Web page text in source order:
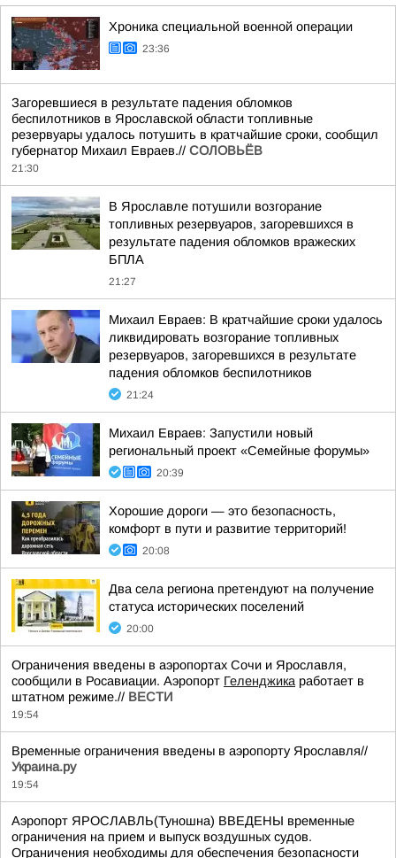
Хроника специальной военной операции
23:36
Загоревшиеся в результате падения обломков
беспилотников в Ярославской области топливные
резервуары удалось потушить в кратчайшие сроки, сообщил
губернатор Михаил Евраев.// СОЛОВЬЁВ
21:30
В Ярославле потушили возгорание
топливных резервуаров, загоревшихся в
результате падения обломков вражеских
БПЛА
21:27
Михаил Евраев: В кратчайшие сроки удалось
ликвидировать возгорание топливных
резервуаров, загоревшихся в результате
падения обломков беспилотников
21:24
Михаил Евраев: Запустили новый
региональный проект «Семейные форумы»
20:39
Хорошие дороги — это безопасность,
комфорт в пути и развитие территорий!
20:08
Два села региона претендуют на получение
статуса исторических поселений
20:00
Ограничения введены в аэропортах Сочи и Ярославля,
сообщили в Росавиации. Аэропорт Геленджика работает в
штатном режиме.// ВЕСТИ
19:54
Временные ограничения введены в аэропорту Ярославля//
Украина.ру
19:54
Аэропорт ЯРОСЛАВЛЬ(Туношна) ВВЕДЕНЫ временные
ограничения на прием и выпуск воздушных судов.
Ограничения необходимы для обеспечения безопасности